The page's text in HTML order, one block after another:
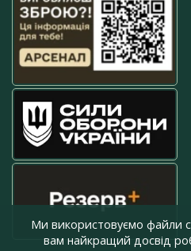
Ми використовуємо файли
вам найкращий досвід